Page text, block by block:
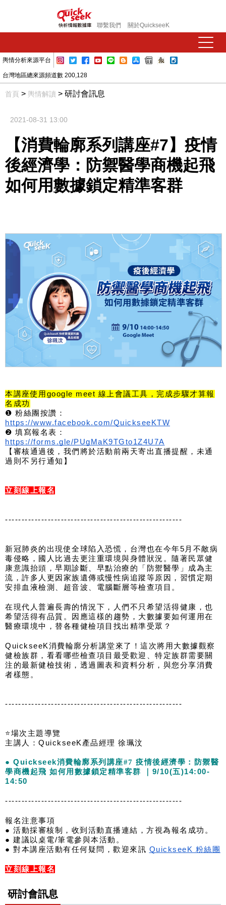
聯繫我們 關於QuickseeK
輿情分析來源平台
台灣地區總來源頻道數 200,128
首頁 > 輿情解讀 > 研討會訊息
2021-08-31 13:00
【消費輪廓系列講座#7】疫情
後經濟學：防禦醫學商機起飛
如何用數據鎖定精準客群
本講座使用google meet 線上會議工具，完成步驟才算報
名成功
❶ 粉絲團按讚：
https://www.facebook.com/QuickseeKTW
❷ 填寫報名表：
https://forms.gle/PUgMaK9TGto1Z4U7A
【審核通過後，我們將於活動前兩天寄出直播提醒，未通
過則不另行通知】
立刻線上報名
------------------------------------------------------
新冠肺炎的出現使全球陷入恐慌，台灣也在今年5月不敵病
毒侵略，國人比過去更注重環境與身體狀況。隨著民眾健
康意識抬頭，早期診斷、早點治療的「防禦醫學」成為主
流，許多人更因家族遺傳或慢性病追蹤等原因，習慣定期
安排血液檢測、超音波、電腦斷層等檢查項目。
在現代人普遍長壽的情況下，人們不只希望活得健康，也
希望活得有品質。因應這樣的趨勢，大數據要如何運用在
醫療環境中，替各種健檢項目找出精準受眾？
QuickseeK消費輪廓分析講堂來了！這次將用大數據觀察
健檢族群，看看哪些檢查項目最受歡迎、特定族群需要關
注的最新健檢技術，透過圖表和資料分析，與您分享消費
者樣態。
------------------------------------------------------
● Quickseek消費輪廓系列講座#7 疫情後經濟學：防禦醫
學商機起飛 如何用數據鎖定精準客群 ｜9/10(五)14:00-
14:50
------------------------------------------------------
報名注意事項
● 活動採審核制，收到活動直播連結，方視為報名成功。
● 建議以桌電/筆電參與本活動。
● 對本講座活動有任何疑問，歡迎來訊 QuickseeK 粉絲團
立刻線上報名
研討會訊息